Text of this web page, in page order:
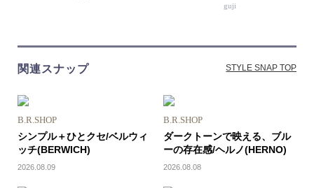
guji
関連スナップ STYLE SNAP TOP
B.R.SHOP
シンプル＋ひとクセ/ベルウィ
ッチ(BERWICH)
2026.08.09
B.R.SHOP
ダークトーンで映える、ブル
ーの存在感/ヘルノ(HERNO)
2026.08.08